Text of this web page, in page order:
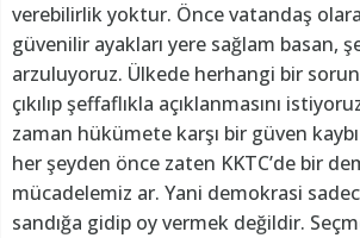
verebilirlik yoktur. Önce vatandaş
güvenilir ayakları yere sağlam basan,
arzuluyoruz. Ülkede herhangi bir
çıkılıp şeffaflıkla açıklanmasını
zaman hükümete karşı bir güven
her şeyden önce zaten KKTC’de bir
mücadelemiz ar. Yani demokrasi
sandığa gidip oy vermek değildir.